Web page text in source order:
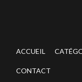
ACCUEIL
CONTACT